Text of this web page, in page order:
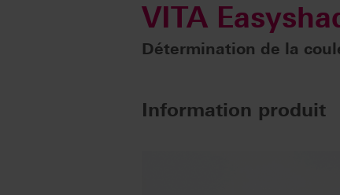
VITA
Détermination de la
Information produit